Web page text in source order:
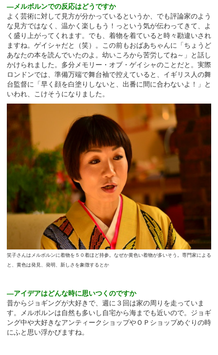
―メルボルンでの反応はどうですか
よく芸術に対して見方が分かっているというか、でも評論家のよう
な見方ではなく、温かく楽しもう！っという気が伝わってきて、よ
く盛り上がってくれます。でも、着物を着ていると時々勘違いされ
ますね。ゲイシャだと（笑）。この前もおばあちゃんに「ちょうど
あなたの本を読んでいたのよ。幼いころから苦労してね～」と話し
かけられました。多分メモリー・オブ・ゲイシャのことだと。実際
ロンドンでは、準備万端で舞台袖で控えていると、イギリス人の舞
台監督に「早く顔を白塗りしないと、出番に間に合わないよ！」と
いわれ、こけそうになりました。
笑子さんはメルボルンに着物を５０着ほど持参。なぜか黄色い着物が多いそう。専門家による
と、黄色は発見、発明、新しさを象徴するとか
―アイデアはどんな時に思いつくのですか
昔からジョギングが大好きで、週に３回は家の周りを走っていま
す。メルボルンは自然も多いし自宅から海までも近いので。ジョギ
ング中や大好きなアンティークショップやＯＰショップめぐりの時
にふと思い浮かびますね。